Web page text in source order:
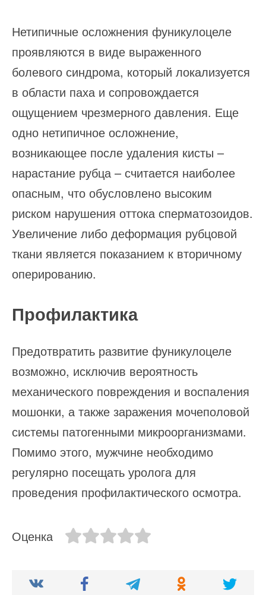
Нетипичные осложнения фуникулоцеле
проявляются в виде выраженного
болевого синдрома, который локализуется
в области паха и сопровождается
ощущением чрезмерного давления. Еще
одно нетипичное осложнение,
возникающее после удаления кисты –
нарастание рубца – считается наиболее
опасным, что обусловлено высоким
риском нарушения оттока сперматозоидов.
Увеличение либо деформация рубцовой
ткани является показанием к вторичному
оперированию.
Профилактика
Предотвратить развитие фуникулоцеле
возможно, исключив вероятность
механического повреждения и воспаления
мошонки, а также заражения мочеполовой
системы патогенными микроорганизмами.
Помимо этого, мужчине необходимо
регулярно посещать уролога для
проведения профилактического осмотра.
Оценка